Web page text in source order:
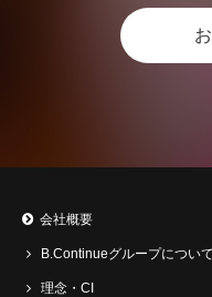
会社概要
B.Continueグループについて
理念・CI